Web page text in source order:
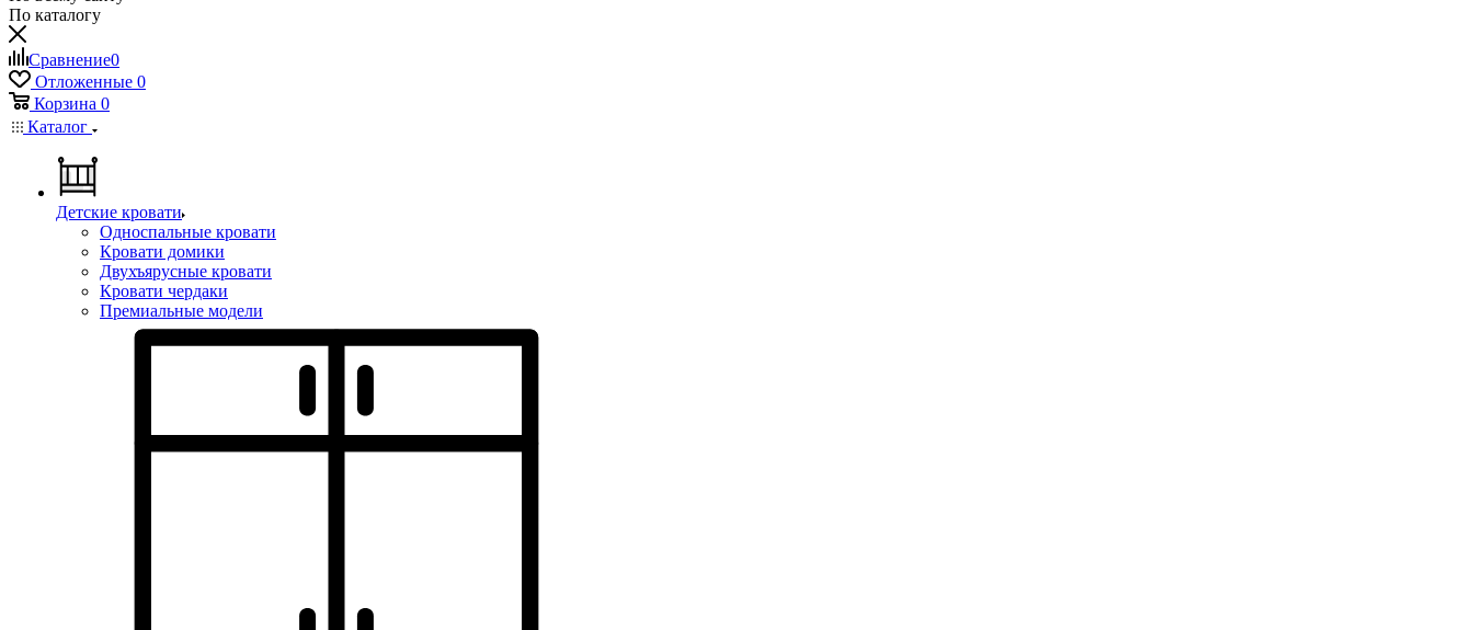
По каталогу
Сравнение0
Отложенные 0
Корзина 0
Каталог
Детские кровати
Односпальные кровати
Кровати домики
Двухъярусные кровати
Кровати чердаки
Премиальные модели